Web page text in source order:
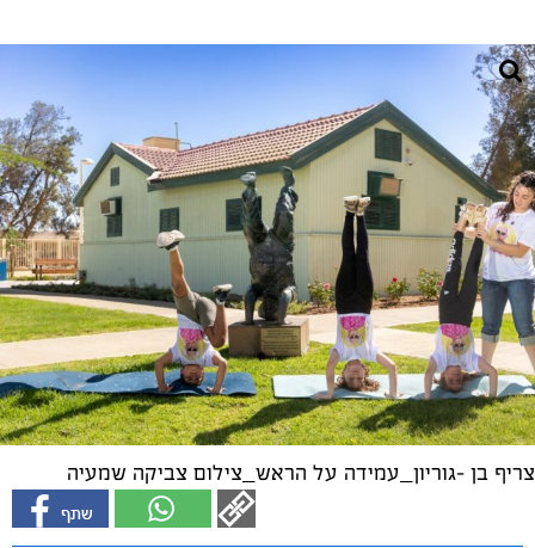
צריף בן -גוריון_עמידה על הראש_צילום צביקה שמעיה